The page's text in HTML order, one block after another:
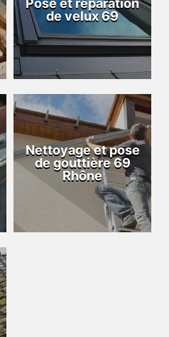
Pose et réparation
de velux 69
Nettoyage et pose
de gouttière 69
Rhône